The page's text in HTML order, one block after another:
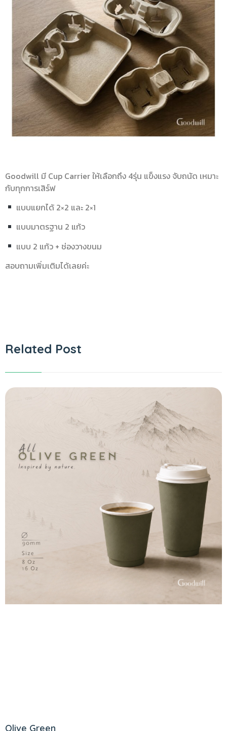
Goodwill มี Cup Carrier ให้เลือกถึง 4รุ่น แข็งแรง จับถนัด เหมาะ
กับทุกการเสิร์ฟ
แบบแยกได้ 2×2 และ 2×1
แบบมาตรฐาน 2 แก้ว
แบบ 2 แก้ว + ช่องวางขนม
สอบถามเพิ่มเติมได้เลยค่ะ
Related Post
Olive Green